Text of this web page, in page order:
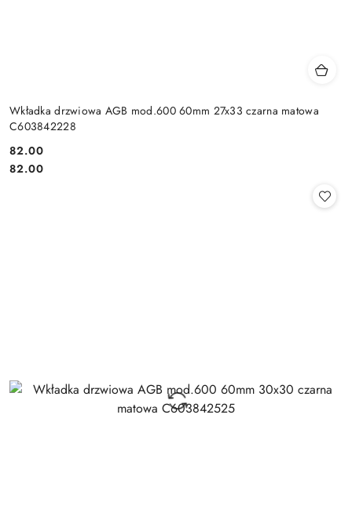
Wkładka drzwiowa AGB mod.600 60mm 27x33 czarna matowa
C603842228
Cena:
82.00
Cena:
82.00